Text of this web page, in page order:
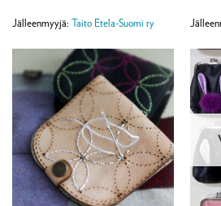
Jälleenmyyjä: Taito Etela-Suomi ry